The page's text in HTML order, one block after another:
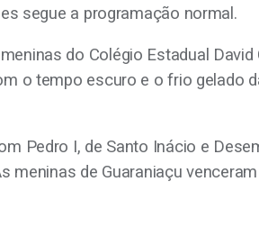
segue a programação normal.
do Colégio Estadual David
o tempo escuro e o frio gelado
Pedro I, de Santo Inácio e
de Guaraniaçu